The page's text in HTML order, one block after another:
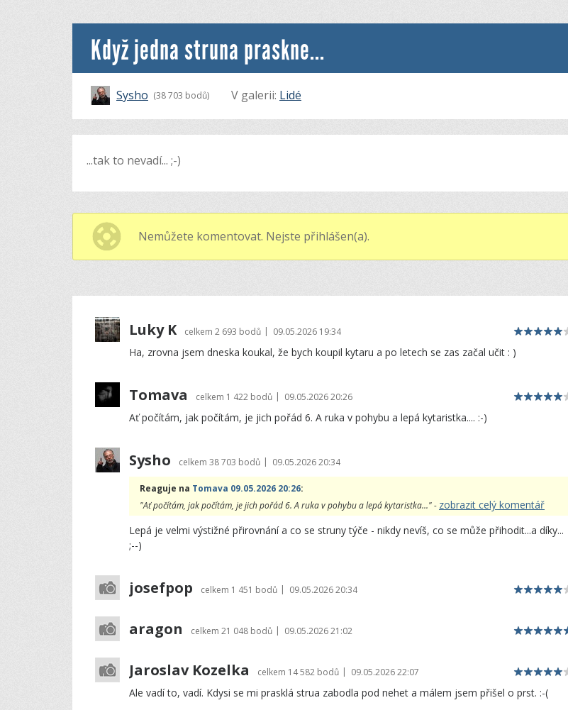
Když jedna struna praskne...
Sysho (38 703 bodů) V galerii: Lidé
...tak to nevadí... ;-)
Nemůžete komentovat. Nejste přihlášen(a).
Luky K celkem 2 693 bodů | 09.05.2026 19:34
Ha, zrovna jsem dneska koukal, že bych koupil kytaru a po letech se zas začal učit : )
Tomava celkem 1 422 bodů | 09.05.2026 20:26
Ať počítám, jak počítám, je jich pořád 6. A ruka v pohybu a lepá kytaristka.... :-)
Sysho celkem 38 703 bodů | 09.05.2026 20:34
Reaguje na Tomava 09.05.2026 20:26:
"Ať počítám, jak počítám, je jich pořád 6. A ruka v pohybu a lepá kytaristka..." - zobrazit celý komentář
Lepá je velmi výstižné přirovnání a co se struny týče - nikdy nevíš, co se může přihodit...a díky...
;--)
josefpop celkem 1 451 bodů | 09.05.2026 20:34
aragon celkem 21 048 bodů | 09.05.2026 21:02
Jaroslav Kozelka celkem 14 582 bodů | 09.05.2026 22:07
Ale vadí to, vadí. Kdysi se mi prasklá strua zabodla pod nehet a málem jsem přišel o prst. :-(